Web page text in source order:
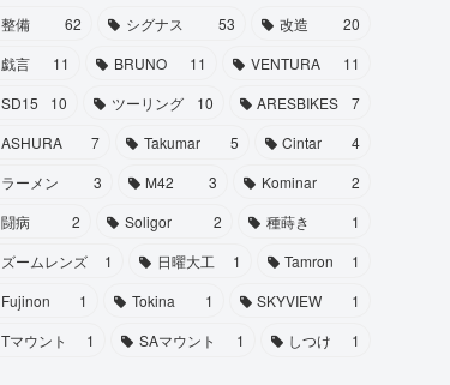
整備 62 シグナス 53 改造
20
戯言
11 BRUNO 11 VENTURA
11
SD15
10 ツーリング 10 ARESBIKES
7
ASHURA
7 Takumar 5 Cintar
4
ラーメン
3 M42 3 Kominar
2
闘病
2 Soligor 2 種蒔き
1
ズームレンズ
1 日曜大工 1 Tamron
1
Fujinon
1 Tokina 1 SKYVIEW
1
Tマウント
1 SAマウント 1 しつけ 1